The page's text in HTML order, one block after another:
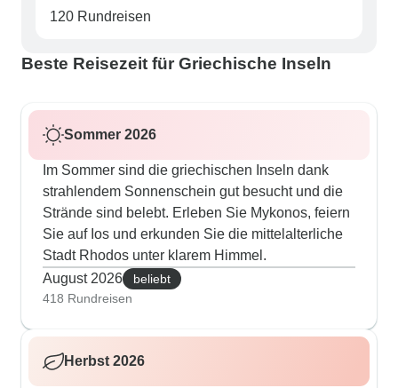
120 Rundreisen
Beste Reisezeit für Griechische Inseln
Sommer 2026
Im Sommer sind die griechischen Inseln dank
strahlendem Sonnenschein gut besucht und die
Strände sind belebt. Erleben Sie Mykonos, feiern
Sie auf Ios und erkunden Sie die mittelalterliche
Stadt Rhodos unter klarem Himmel.
August 2026
beliebt
418 Rundreisen
Herbst 2026